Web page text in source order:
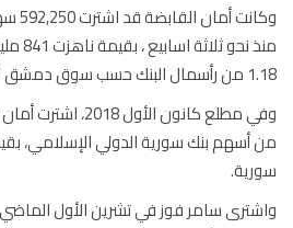
وكانت أمان
منذ نحو ثلاثة
سامر فوز في تشرين الأول الماضي